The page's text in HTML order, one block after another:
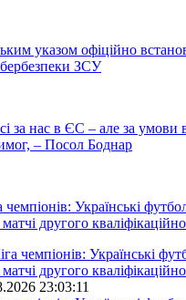
указом офіційно
ЗСУ
за нас в ЄС – але за умови
– Посол Боднар
Українські
другого
23:03:11